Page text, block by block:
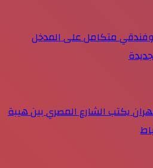
متكامل على المدخل
يكتب الشارع المصري بين هيبة